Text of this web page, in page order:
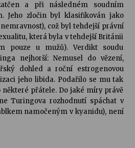
a při následném soudním
Jeho zločin byl klasifikován jako
což byl tehdejší právní
která byla v tehdejší Británii
pouze u mužů). Verdikt soudu
nejhorší: Nemusel do vězení,
dohled a roční estrogenovou
jeho libida. Podařilo se mu tak
přátele. Do jaké míry právě
Turingova rozhodnutí spáchat v
namočeným v kyanidu), není